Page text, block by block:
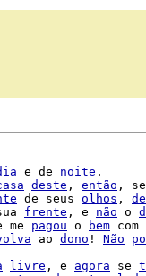
e de noite .
deste , então , se
de seus olhos ,
frente , e não o
me pagou o bem com
ao dono ! Não
livre , e agora se